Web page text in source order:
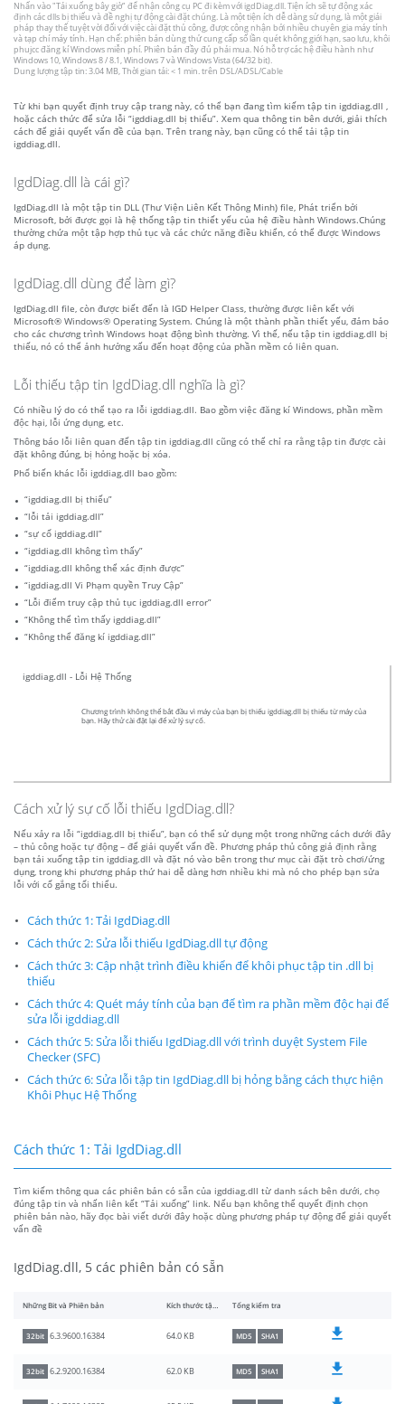
Nhấn vào"Tải xuống bây giờ" để nhận công cụ PC đi kèm với igdDiag.dll. Tiện ích sẽ tự động xác
định các dlls bị thiếu và đề nghị tự động cài đặt chúng. Là một tiện ích dễ dàng sử dụng, là một giải
pháp thay thế tuyệt vời đối với việc cài đặt thủ công, được công nhận bởi nhiều chuyên gia máy tính
và tạp chí máy tính. Hạn chế: phiên bản dùng thử cung cấp số lần quét không giới hạn, sao lưu, khôi
phujcc đăng kí Windows miễn phí. Phiên bản đầy đủ phải mua. Nó hỗ trợ các hệ điều hành như
Windows 10, Windows 8 / 8.1, Windows 7 và Windows Vista (64/32 bit).
Dung lượng tập tin: 3.04 MB, Thời gian tải: < 1 min. trên DSL/ADSL/Cable
Từ khi bạn quyết định truy cập trang này, có thể bạn đang tìm kiếm tập tin igddiag.dll ,
hoặc cách thức để sửa lỗi “igddiag.dll bị thiếu”. Xem qua thông tin bên dưới, giải thích
cách để giải quyết vấn đề của bạn. Trên trang này, bạn cũng có thể tải tập tin
igddiag.dll.
IgdDiag.dll là cái gì?
IgdDiag.dll là một tập tin DLL (Thư Viện Liên Kết Thông Minh) file, Phát triển bởi
Microsoft, bởi được gọi là hệ thống tập tin thiết yếu của hệ điều hành Windows.Chúng
thường chứa một tập hợp thủ tục và các chức năng điều khiển, có thể được Windows
áp dụng.
IgdDiag.dll dùng để làm gì?
IgdDiag.dll file, còn được biết đến là IGD Helper Class, thường được liên kết với
Microsoft® Windows® Operating System. Chúng là một thành phần thiết yếu, đảm bảo
cho các chương trình Windows hoạt động bình thường. Vì thế, nếu tập tin igddiag.dll bị
thiếu, nó có thể ảnh hưởng xấu đến hoạt động của phần mềm có liên quan.
Lỗi thiếu tập tin IgdDiag.dll nghĩa là gì?
Có nhiều lý do có thể tạo ra lỗi igddiag.dll. Bao gồm việc đăng kí Windows, phần mềm
độc hại, lỗi ứng dụng, etc.
Thông báo lỗi liên quan đến tập tin igddiag.dll cũng có thể chỉ ra rằng tập tin được cài
đặt không đúng, bị hỏng hoặc bị xóa.
Phổ biến khác lỗi igddiag.dll bao gồm:
“igddiag.dll bị thiếu”
“lỗi tải igddiag.dll”
“sự cố igddiag.dll”
“igddiag.dll không tìm thấy”
“igddiag.dll không thể xác định được”
“igddiag.dll Vi Phạm quyền Truy Cập”
“Lỗi điểm truy cập thủ tục igddiag.dll error”
“Không thể tìm thấy igddiag.dll”
“Không thể đăng kí igddiag.dll”
igddiag.dll - Lỗi Hệ Thống
Chương trình không thể bắt đầu vì máy của bạn bị thiếu igddiag.dll bị thiếu từ máy của
bạn. Hãy thử cài đặt lại để xử lý sự cố.
Cách xử lý sự cố lỗi thiếu IgdDiag.dll?
Nếu xảy ra lỗi “igddiag.dll bị thiếu”, bạn có thể sử dụng một trong những cách dưới đây
– thủ công hoặc tự động – để giải quyết vấn đề. Phương pháp thủ công giả định rằng
bạn tải xuống tập tin igddiag.dll và đặt nó vào bên trong thư mục cài đặt trò chơi/ứng
dụng, trong khi phương pháp thứ hai dễ dàng hơn nhiều khi mà nó cho phép bạn sửa
lỗi với cố gắng tối thiểu.
Cách thức 1: Tải IgdDiag.dll
Cách thức 2: Sửa lỗi thiếu IgdDiag.dll tự động
Cách thức 3: Cập nhật trình điều khiển để khôi phục tập tin .dll bị
thiếu
Cách thức 4: Quét máy tính của bạn để tìm ra phần mềm độc hại để
sửa lỗi igddiag.dll
Cách thức 5: Sửa lỗi thiếu IgdDiag.dll với trình duyệt System File
Checker (SFC)
Cách thức 6: Sửa lỗi tập tin IgdDiag.dll bị hỏng bằng cách thực hiện
Khôi Phục Hệ Thống
Cách thức 1: Tải IgdDiag.dll
Tìm kiếm thông qua các phiên bản có sẵn của igddiag.dll từ danh sách bên dưới, chọ
đúng tập tin và nhấn liên kết “Tải xuống” link. Nếu bạn không thể quyết định chọn
phiên bản nào, hãy đọc bài viết dưới đây hoặc dùng phương pháp tự động để giải quyết
vấn đề
IgdDiag.dll, 5 các phiên bản có sẵn
Những Bit và Phiên bản Kích thước tập tin Tổng kiểm tra
32bit 6.3.9600.16384 64.0 KB MD5 SHA1
32bit 6.2.9200.16384 62.0 KB MD5 SHA1